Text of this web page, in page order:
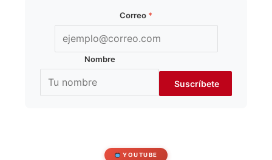
Correo *
Nombre
YOUTUBE